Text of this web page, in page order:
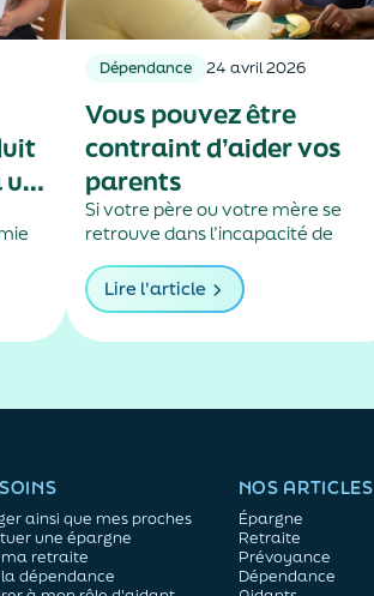
Dépendance 24 avril 2026
Vous pouvez être
contraint d’aider vos
parents
Si votre père ou votre mère se
retrouve dans l’incapacité de
l’obligation, en tant qu’enfant, de
l’héberger et de le nourrir, ou de lui
Lire l'article
ainsi que mes proches
une épargne
retraite
dépendance
NOS ARTICLES
Épargne
Retraite
Prévoyance
Dépendance